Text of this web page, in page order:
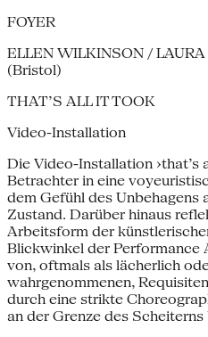
FOYER
ELLEN WILKINSON /
(Bristol)
THAT’S ALL IT TOOK
Video-Installation
Die Video-Installation ›that’s
Betrachter in eine
dem Gefühl des Unbehagens
Zustand. Darüber hinaus
Arbeitsform der
Blickwinkel der Performance
von, oftmals als lächerlich
wahrgenommenen,
durch eine strikte
an der Grenze des